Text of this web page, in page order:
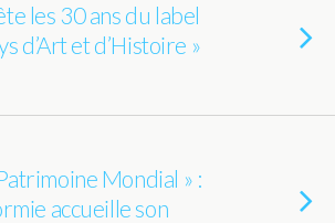
les 30 ans du label
d’Art et d’Histoire »
Mondial » :
accueille son